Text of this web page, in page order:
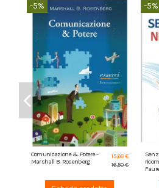
-5%
Comunicazione & Potere -
Marshall B. Rosenberg
15,68 €
16,50 €
-5%